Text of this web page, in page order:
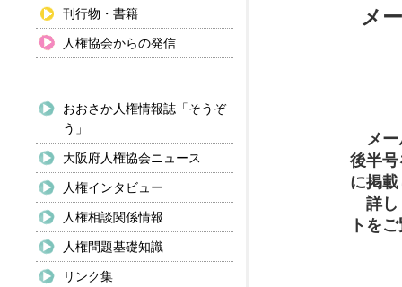
刊行物・書籍
人権協会からの発信
おおさか人権情報誌「そうぞ
う」
大阪府人権協会ニュース
人権インタビュー
人権相談関係情報
人権問題基礎知識
リンク集
メ
メー
後半
に掲
詳し
トを